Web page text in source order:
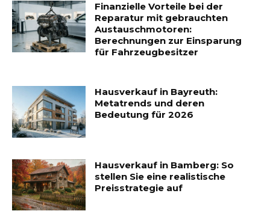
Finanzielle Vorteile bei der
Reparatur mit gebrauchten
Austauschmotoren:
Berechnungen zur Einsparung
für Fahrzeugbesitzer
Hausverkauf in Bayreuth:
Metatrends und deren
Bedeutung für 2026
Hausverkauf in Bamberg: So
stellen Sie eine realistische
Preisstrategie auf